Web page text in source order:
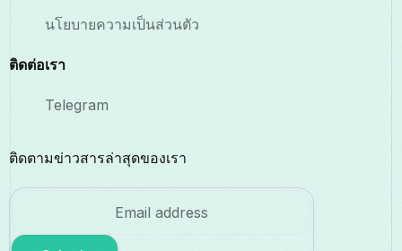
นโยบายความเป็นส่วนตัว
ติดต่อเรา
Telegram
ติดตามข่าวสารล่าสุดของเรา